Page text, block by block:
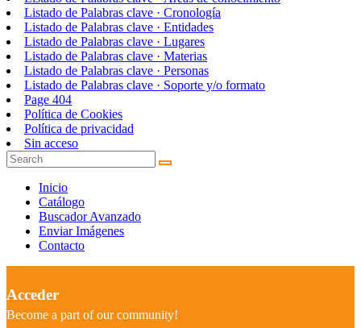
Listado de Palabras clave · Cronología
Listado de Palabras clave · Entidades
Listado de Palabras clave · Lugares
Listado de Palabras clave · Materias
Listado de Palabras clave · Personas
Listado de Palabras clave · Soporte y/o formato
Page 404
Política de Cookies
Política de privacidad
Sin acceso
Inicio
Catálogo
Buscador Avanzado
Enviar Imágenes
Contacto
Acceder
Become a part of our community!